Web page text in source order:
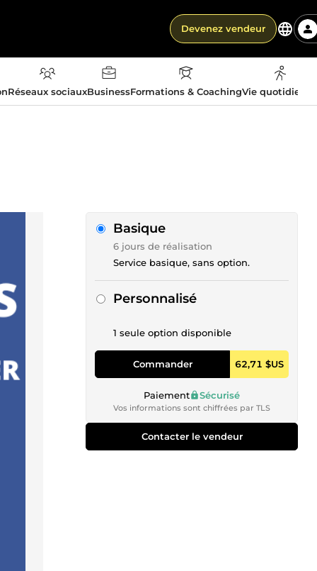
Devenez vendeur
Réseaux sociauxBusinessFormations & CoachingVie
Basique
6 jours de réalisation
Service basique, sans option.
Personnalisé
1 seule option disponible
Commander 62,71 $US
Paiement Sécurisé
Vos informations sont chiffrées par TLS
Contacter le vendeur